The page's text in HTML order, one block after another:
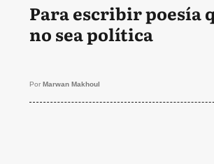
Para escribir poesía
no sea política
Por Marwan Makhoul